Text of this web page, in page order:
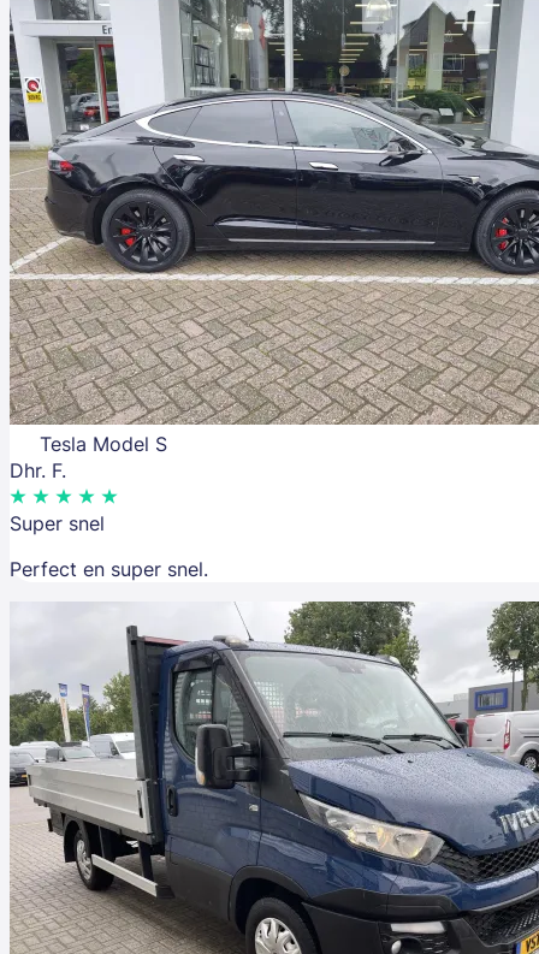
Tesla Model S
Dhr. F.
Super snel
Perfect en super snel.